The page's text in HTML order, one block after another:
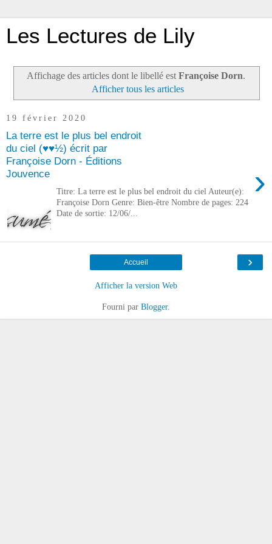
Les Lectures de Lily
Affichage des articles dont le libellé est Françoise Dorn.
Afficher tous les articles
19 février 2020
La terre est le plus bel endroit
du ciel (♥♥½) écrit par
Françoise Dorn - Éditions
Jouvence
›
Titre: La terre est le plus bel endroit du ciel Auteur(e):
Françoise Dorn Genre: Bien-être Nombre de pages: 224
Date de sortie: 12/06/...
›
Accueil
Afficher la version Web
Fourni par Blogger.